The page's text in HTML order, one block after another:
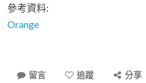
參考資料:
Orange
留言 追蹤 分享